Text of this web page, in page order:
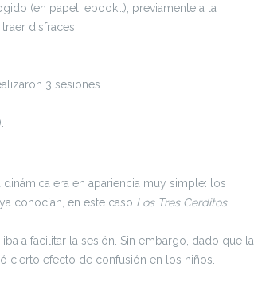
(en papel, ebook…); previamente a la
disfraces.
3 sesiones.
era en apariencia muy simple: los
conocían, en este caso Los Tres Cerditos.
a facilitar la sesión. Sin embargo, dado que la
cierto efecto de confusión en los niños.